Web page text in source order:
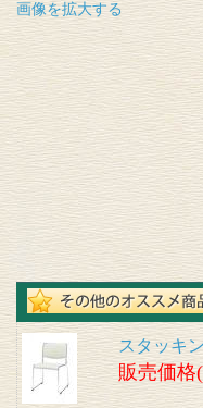
画像を拡大する
スタッキ
販売価格